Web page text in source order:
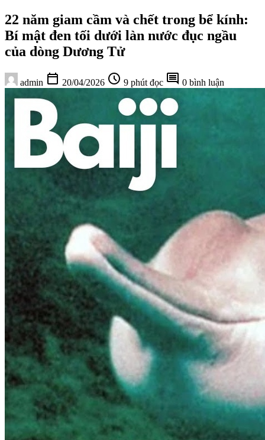
22 năm giam cầm và chết trong bể kính:
Bí mật đen tối dưới làn nước đục ngầu
của dòng Dương Tử
admin calendar_today 20/04/2026 schedule 9 phút đọc comment 0 bình luận